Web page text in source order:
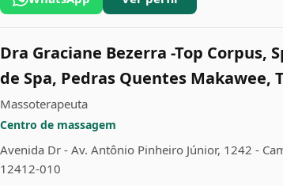
Dra Graciane Bezerra -Top Corpus,
de Spa, Pedras Quentes Makawee,
Massoterapeuta
Centro de massagem
Avenida Dr - Av. Antônio Pinheiro Júnior, 1242 -
12412-010